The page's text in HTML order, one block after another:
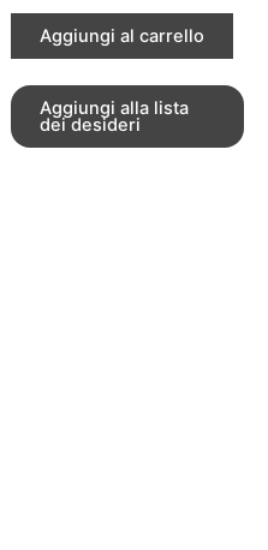
Aggiungi al carrello
Aggiungi alla lista
dei desideri